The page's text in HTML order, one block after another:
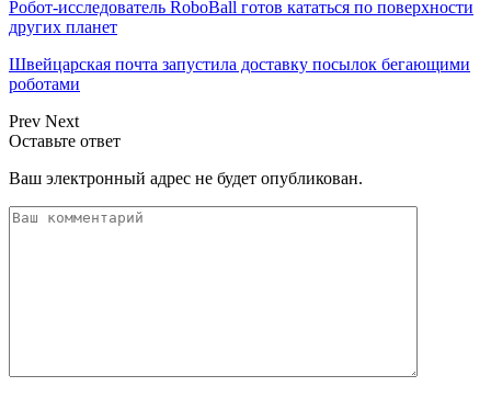
Робот-исследователь RoboBall готов кататься по поверхности
других планет
Швейцарская почта запустила доставку посылок бегающими
роботами
Prev Next
Оставьте ответ
Ваш электронный адрес не будет опубликован.